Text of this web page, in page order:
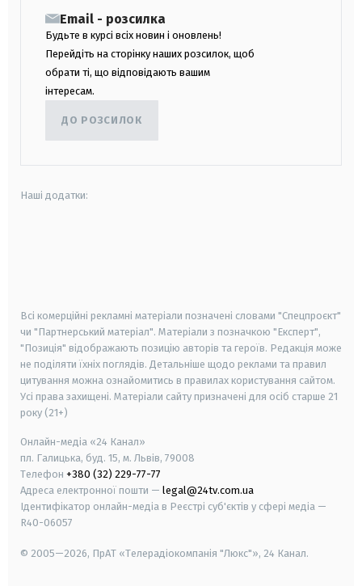
Email - розсилка
Будьте в курсі всіх новин і оновлень!
Перейдіть на сторінку наших розсилок, щоб
обрати ті, що відповідають вашим
інтересам.
ДО РОЗСИЛОК
Наші додатки:
Всі комерційні рекламні матеріали позначені словами "Спецпроєкт"
чи "Партнерський матеріал". Матеріали з позначкою "Експерт",
"Позиція" відображають позицію авторів та героїв. Редакція може
не поділяти їхніх поглядів. Детальніше щодо реклами та правил
цитування можна ознайомитись в правилах користування сайтом.
Усі права захищені. Матеріали сайту призначені для осіб старше 21
року (21+)
Онлайн-медіа «24 Канал»
пл. Галицька, буд. 15, м. Львів, 79008
Телефон +380 (32) 229-77-77
Адреса електронної пошти — legal@24tv.com.ua
Ідентифікатор онлайн-медіа в Реєстрі суб'єктів у сфері медіа —
R40-06057
© 2005—2026, ПрАТ «Телерадіокомпанія "Люкс"», 24 Канал.